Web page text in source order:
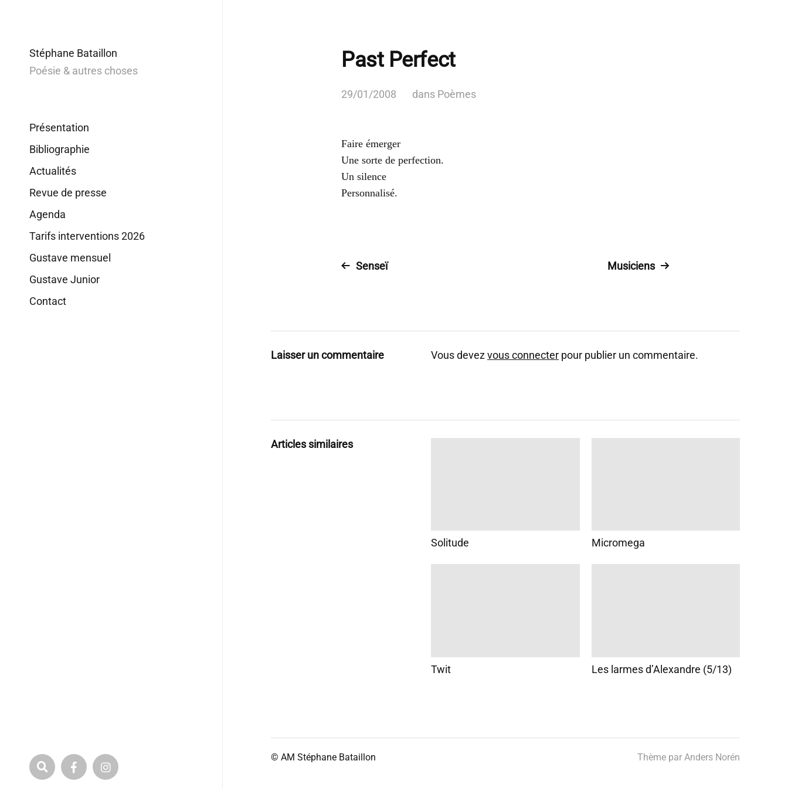
Stéphane Bataillon
Poésie & autres choses
Présentation
Bibliographie
Actualités
Revue de presse
Agenda
Tarifs interventions 2026
Gustave mensuel
Gustave Junior
Contact
Past Perfect
29/01/2008 dans Poèmes
Faire émerger
Une sorte de perfection.
Un silence
Personnalisé.
Senseï Musiciens
Laisser un commentaire Vous devezvous connecter pour publier un commentaire.
Articles similaires
Solitude Micromega
Twit Les larmes d’Alexandre (5/13)
© AM Stéphane Bataillon Thème par Anders Norén